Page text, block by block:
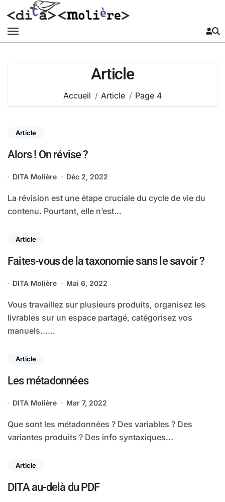
au
contenu
Article
Accueil Article Page 4
Article
Alors ! On révise ?
DITA Molière Déc 2, 2022
La révision est une étape cruciale du cycle de vie du
contenu. Pourtant, elle n’est...
Article
Faites-vous de la taxonomie sans le savoir ?
DITA Molière Mai 6, 2022
Vous travaillez sur plusieurs produits, organisez les
livrables sur un espace partagé, catégorisez vos
manuels…...
Article
Les métadonnées
DITA Molière Mar 7, 2022
Que sont les métadonnées ? Des variables ? Des
variantes produits ? Des info syntaxiques...
Article
DITA au-delà du PDF